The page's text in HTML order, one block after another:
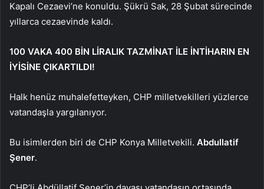
Kapalı Cezaevi’ne konuldu. Şükrü Sak, 28 Şubat sürecinde
yıllarca cezaevinde kaldı.
100 VAKA 400 BİN LİRALIK TAZMİNAT İLE İNTİHARIN EN
İYİSİNE ÇIKARTILDI!
Halk henüz muhalefetteyken, CHP milletvekilleri yüzlerce
vatandaşla yargılanıyor.
Bu isimlerden biri de CHP Konya Milletvekili. Abdullatif
Şener.